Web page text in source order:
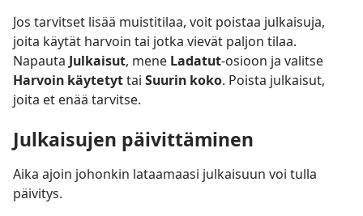
Jos tarvitset lisää muistitilaa, voit poistaa julkaisuja,
joita käytät harvoin tai jotka vievät paljon tilaa.
Napauta Julkaisut, mene Ladatut-osioon ja valitse
Harvoin käytetyttai Suurin koko. Poista julkaisut,
joita et enää tarvitse.
Julkaisujen päivittäminen
Aika ajoin johonkin lataamaasi julkaisuun voi tulla
päivitys.